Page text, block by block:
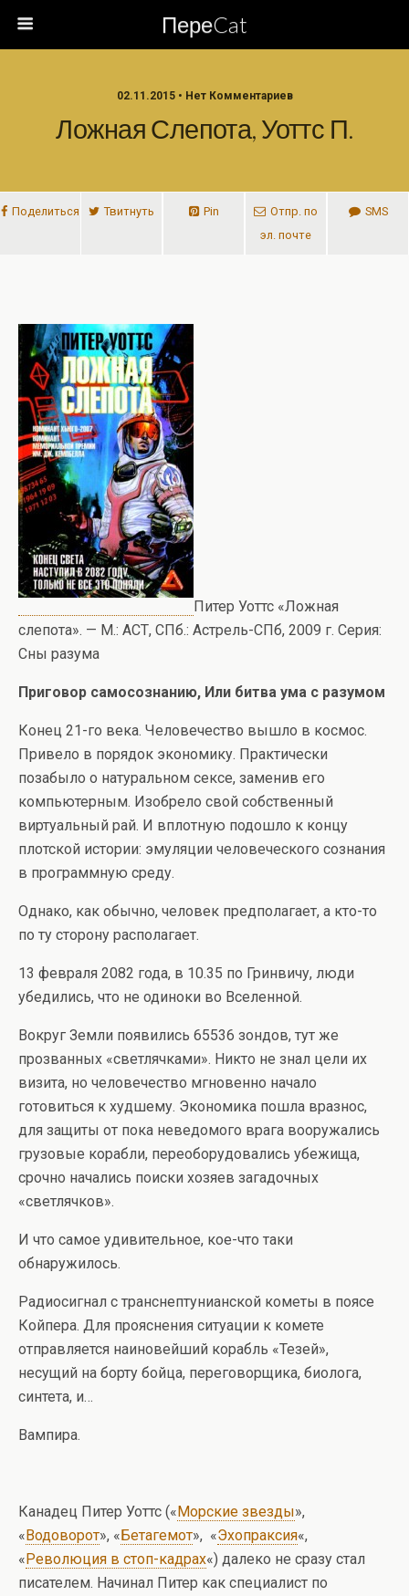
ПереCat
02.11.2015 • Нет Комментариев
Ложная Слепота, Уоттс П.
Поделиться Твитнуть Pin
Отпр. по
эл. почте
SMS
Питер Уоттс «Ложная
слепота». — М.: АСТ, СПб.: Астрель-СПб, 2009 г. Серия:
Сны разума
Приговор самосознанию, Или битва ума с разумом
Конец 21-го века. Человечество вышло в космос.
Привело в порядок экономику. Практически
позабыло о натуральном сексе, заменив его
компьютерным. Изобрело свой собственный
виртуальный рай. И вплотную подошло к концу
плотской истории: эмуляции человеческого сознания
в программную среду.
Однако, как обычно, человек предполагает, а кто-то
по ту сторону располагает.
13 февраля 2082 года, в 10.35 по Гринвичу, люди
убедились, что не одиноки во Вселенной.
Вокруг Земли появились 65536 зондов, тут же
прозванных «светлячками». Никто не знал цели их
визита, но человечество мгновенно начало
готовиться к худшему. Экономика пошла вразнос,
для защиты от пока неведомого врага вооружались
грузовые корабли, переоборудовались убежища,
срочно начались поиски хозяев загадочных
«светлячков».
И что самое удивительное, кое-что таки
обнаружилось.
Радиосигнал с транснептунианской кометы в поясе
Койпера. Для прояснения ситуации к комете
отправляется наиновейший корабль «Тезей»,
несущий на борту бойца, переговорщика, биолога,
синтета, и…
Вампира.
Канадец Питер Уоттс («Морские звезды»,
«Водоворот», «Бетагемот», «Эхопраксия«,
«Революция в стоп-кадрах«) далеко не сразу стал
писателем. Начинал Питер как специалист по